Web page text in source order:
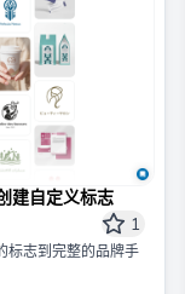
建自定义标志
1
标志到完整的品牌手